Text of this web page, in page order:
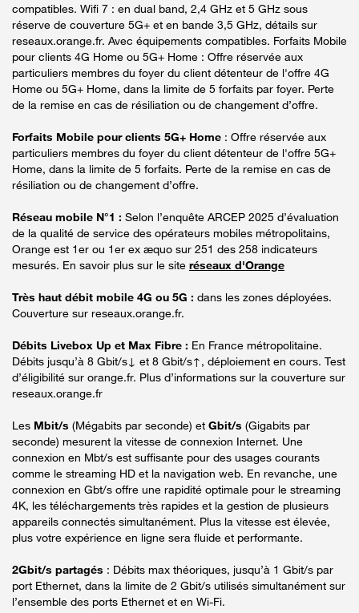
compatibles. Wifi 7 : en dual band, 2,4 GHz et 5 GHz sous
réserve de couverture 5G+ et en bande 3,5 GHz, détails sur
reseaux.orange.fr. Avec équipements compatibles. Forfaits Mobile
pour clients 4G Home ou 5G+ Home : Offre réservée aux
particuliers membres du foyer du client détenteur de l'offre 4G
Home ou 5G+ Home, dans la limite de 5 forfaits par foyer. Perte
de la remise en cas de résiliation ou de changement d’offre.
Forfaits Mobile pour clients 5G+ Home : Offre réservée aux
particuliers membres du foyer du client détenteur de l'offre 5G+
Home, dans la limite de 5 forfaits. Perte de la remise en cas de
résiliation ou de changement d’offre.
Réseau mobile N°1 : Selon l’enquête ARCEP 2025 d’évaluation
de la qualité de service des opérateurs mobiles métropolitains,
Orange est 1er ou 1er ex æquo sur 251 des 258 indicateurs
mesurés. En savoir plus sur le site réseaux d'Orange
Très haut débit mobile 4G ou 5G : dans les zones déployées.
Couverture sur reseaux.orange.fr.
Débits Livebox Up et Max Fibre : En France métropolitaine.
Débits jusqu’à 8 Gbit/s↓ et 8 Gbit/s↑, déploiement en cours. Test
d’éligibilité sur orange.fr. Plus d’informations sur la couverture sur
reseaux.orange.fr
Les Mbit/s (Mégabits par seconde) et Gbit/s (Gigabits par
seconde) mesurent la vitesse de connexion Internet. Une
connexion en Mbt/s est suffisante pour des usages courants
comme le streaming HD et la navigation web. En revanche, une
connexion en Gbt/s offre une rapidité optimale pour le streaming
4K, les téléchargements très rapides et la gestion de plusieurs
appareils connectés simultanément. Plus la vitesse est élevée,
plus votre expérience en ligne sera fluide et performante.
2Gbit/s partagés : Débits max théoriques, jusqu’à 1 Gbit/s par
port Ethernet, dans la limite de 2 Gbit/s utilisés simultanément sur
l’ensemble des ports Ethernet et en Wi-Fi.